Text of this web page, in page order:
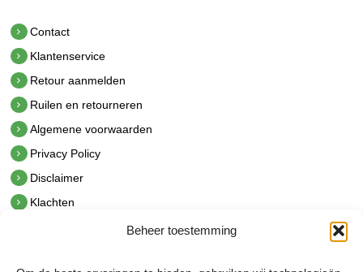
Beheer toestemming
Contact
Klantenservice
Retour aanmelden
Ruilen en retourneren
Algemene voorwaarden
Privacy Policy
Disclaimer
Klachten